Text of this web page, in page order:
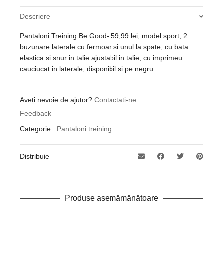
Descriere
Pantaloni Treining Be Good- 59,99 lei; model sport, 2
buzunare laterale cu fermoar si unul la spate, cu bata
elastica si snur in talie ajustabil in talie, cu imprimeu
cauciucat in laterale, disponibil si pe negru
Aveți nevoie de ajutor? Contactati-ne
Feedback
Categorie : Pantaloni treining
Distribuie
Produse asemămănătoare